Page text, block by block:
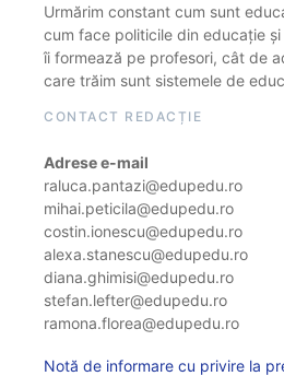
Urmărim constant cum sunt
cum face politicile din educație
îi formează pe profesori, cât de
care trăim sunt sistemele de
CONTACT REDACȚIE
Adrese e-mail
raluca.pantazi@edupedu.ro
mihai.peticila@edupedu.ro
costin.ionescu@edupedu.ro
alexa.stanescu@edupedu.ro
diana.ghimisi@edupedu.ro
stefan.lefter@edupedu.ro
ramona.florea@edupedu.ro
Notă de informare cu privire la